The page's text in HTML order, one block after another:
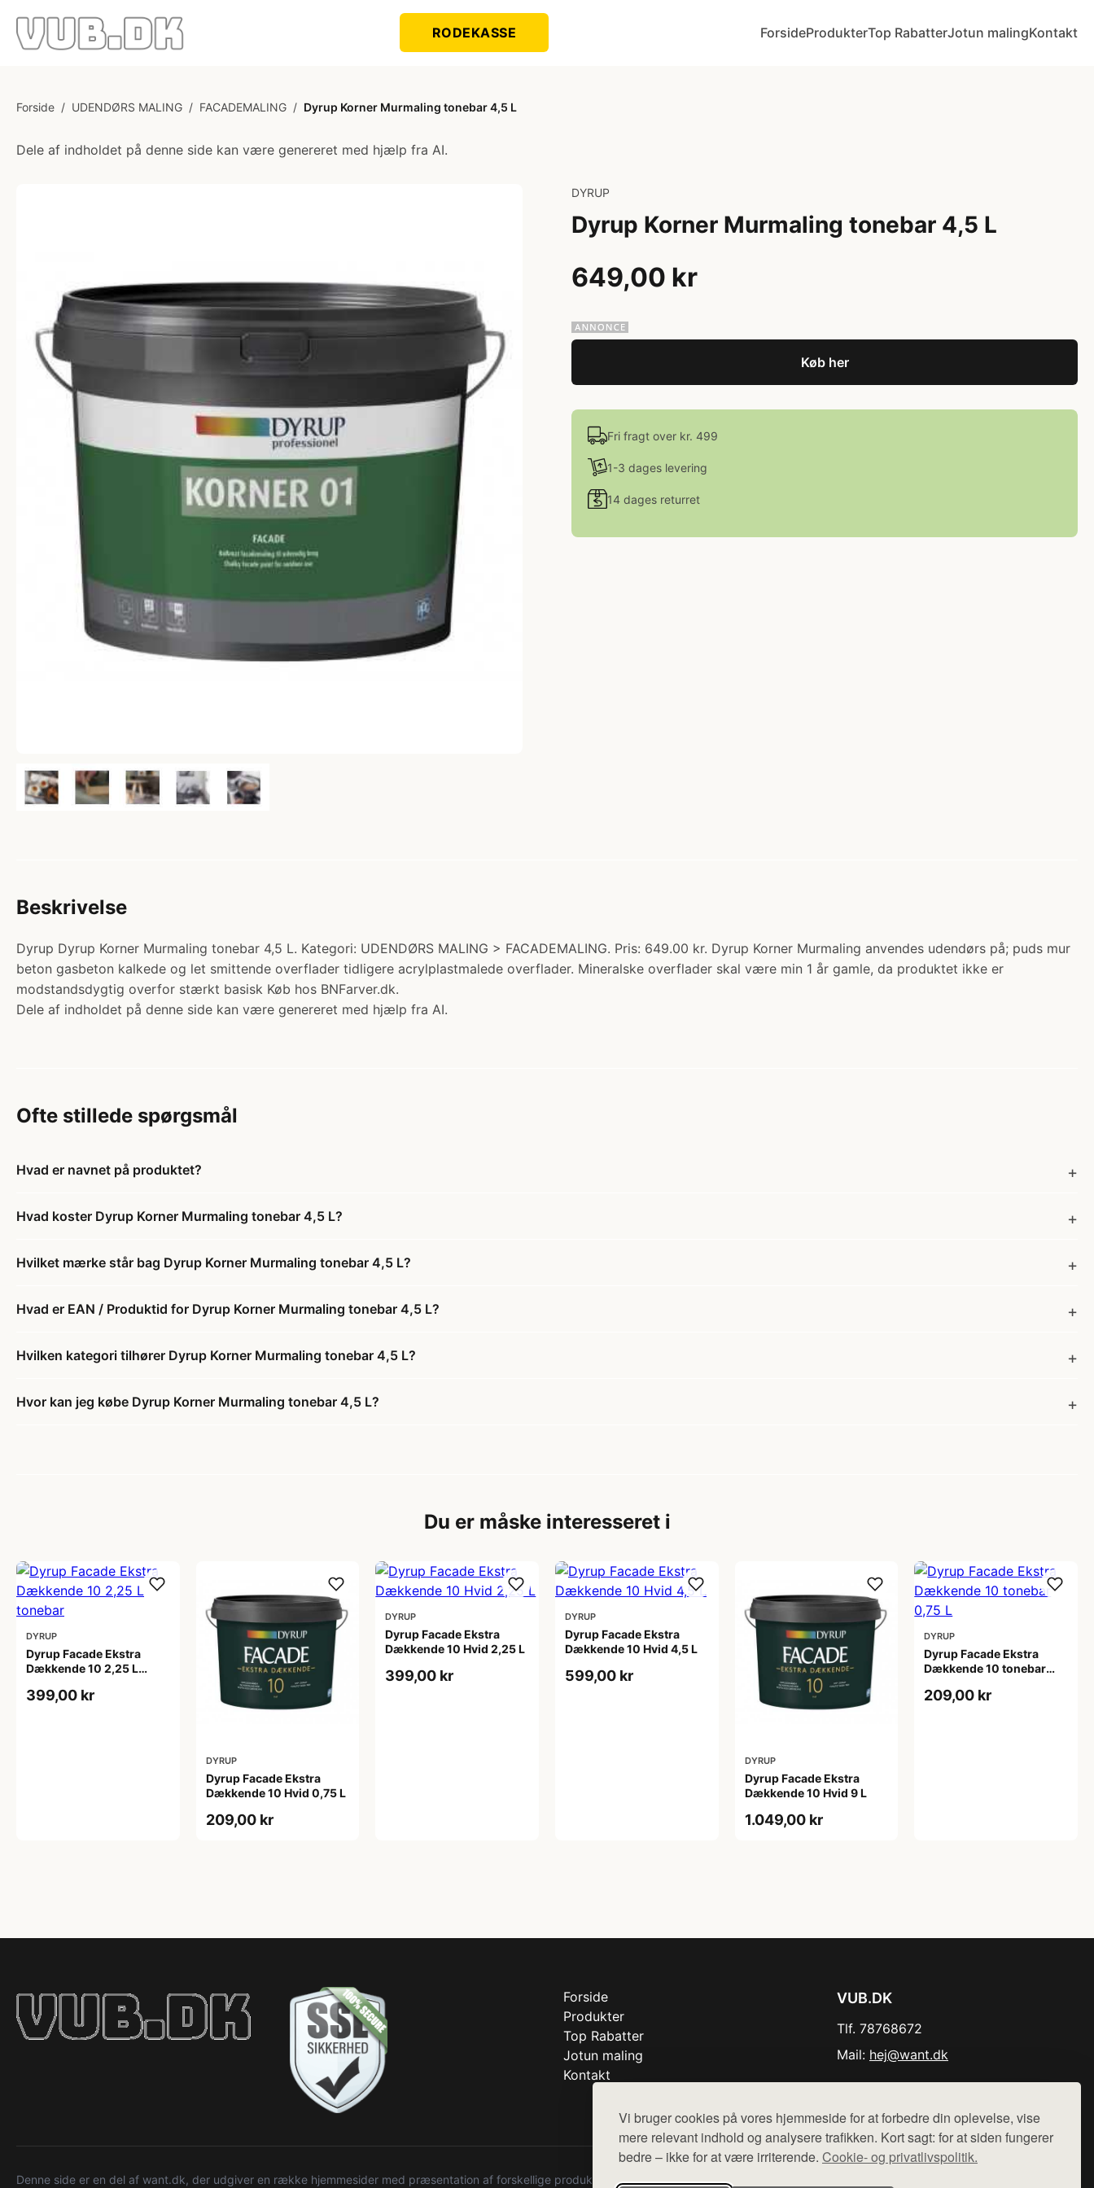
Vi bruger cookies på vores hjemmeside for at forbedre din oplevelse, vise
mere relevant indhold og analysere trafikken. Kort sagt: for at siden fungerer
bedre – ikke for at være irriterende. Cookie- og privatlivspolitik.
RODEKASSE ForsideProdukterTop RabatterJotun malingKontakt
Forside / UDENDØRS MALING / FACADEMALING / Dyrup Korner Murmaling tonebar 4,5 L
Dele af indholdet på denne side kan være genereret med hjælp fra AI.
DYRUP
Dyrup Korner Murmaling tonebar 4,5 L
649,00 kr
Køb her
Fri fragt over kr. 499
1-3 dages levering
14 dages returret
Beskrivelse
Dyrup Dyrup Korner Murmaling tonebar 4,5 L. Kategori: UDENDØRS MALING > FACADEMALING. Pris: 649.00 kr. Dyrup Korner Murmaling anvendes udendørs på; puds mur
beton gasbeton kalkede og let smittende overflader tidligere acrylplastmalede overflader. Mineralske overflader skal være min 1 år gamle, da produktet ikke er
modstandsdygtig overfor stærkt basisk Køb hos BNFarver.dk.
Dele af indholdet på denne side kan være genereret med hjælp fra AI.
Ofte stillede spørgsmål
Hvad er navnet på produktet?
Hvad koster Dyrup Korner Murmaling tonebar 4,5 L?
Hvilket mærke står bag Dyrup Korner Murmaling tonebar 4,5 L?
Hvad er EAN / Produktid for Dyrup Korner Murmaling tonebar 4,5 L?
Hvilken kategori tilhører Dyrup Korner Murmaling tonebar 4,5 L?
Hvor kan jeg købe Dyrup Korner Murmaling tonebar 4,5 L?
Du er måske interesseret i
DYRUP
Dyrup Facade Ekstra
Dækkende 10 2,25 L
399,00 kr
DYRUP
Dyrup Facade Ekstra
Dækkende 10 Hvid 0,75 L
209,00 kr
DYRUP
Dyrup Facade Ekstra
Dækkende 10 Hvid 2,25 L
399,00 kr
DYRUP
Dyrup Facade Ekstra
Dækkende 10 Hvid 4,5 L
599,00 kr
DYRUP
Dyrup Facade Ekstra
Dækkende 10 Hvid 9 L
1.049,00 kr
DYRUP
Dyrup Facade Ekstra
Dækkende 10 tonebar
209,00 kr
Forside
Produkter
Top Rabatter
Jotun maling
Kontakt
VUB.DK
Tlf. 78768672
Mail: hej@want.dk
Denne side er en del af want.dk, der udgiver en række hjemmesider med præsentation af forskellige produkter fra diverse webshops. Der sælges ikke varer fra denne side - vi henviser til de shops,